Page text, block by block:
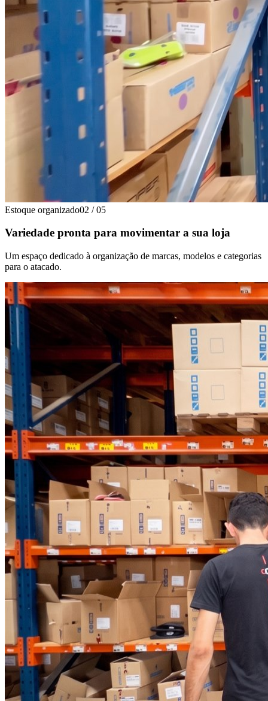
Estoque organizado02 / 05
Variedade pronta para movimentar a sua loja
Um espaço dedicado à organização de marcas, modelos e categorias
para o atacado.